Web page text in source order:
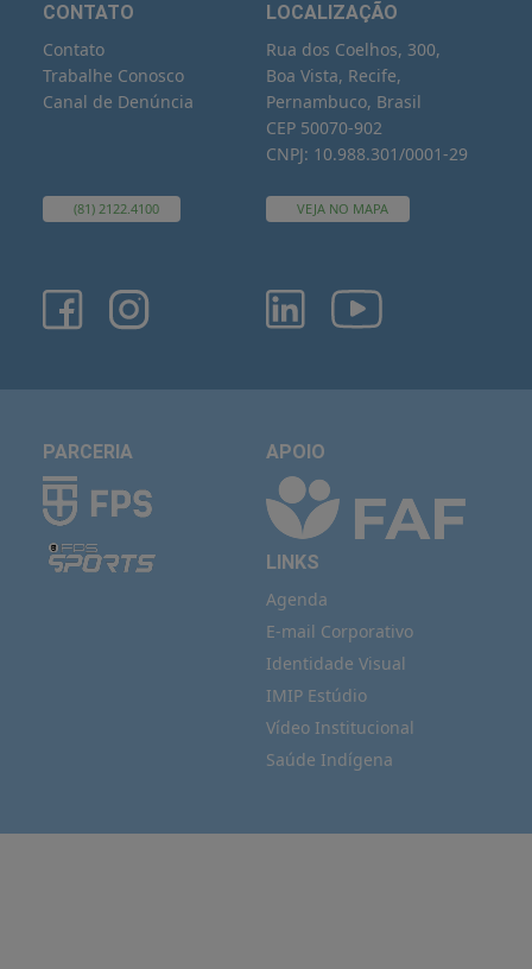
CONTATO
Contato
Trabalhe Conosco
Canal de Denúncia
(81) 2122.4100
LOCALIZAÇÃO
Rua dos Coelhos, 300,
Boa Vista, Recife,
Pernambuco, Brasil
CEP 50070-902
CNPJ: 10.988.301/0001-29
VEJA NO MAPA
PARCERIA APOIO
LINKS
Agenda
E-mail Corporativo
Identidade Visual
IMIP Estúdio
Vídeo Institucional
Saúde Indígena